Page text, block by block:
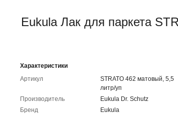
Eukula Лак для паркета
Характеристики
Артикул
STRATO 462 матовый, 5,5
литр/уп
Производитель
Eukula Dr. Schutz
Бренд
Eukula